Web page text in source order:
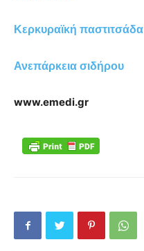
Κερκυραϊκή παστιτσάδα
Ανεπάρκεια σιδήρου
www.emedi.gr